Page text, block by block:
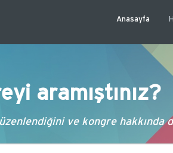
Anasayfa
aramıştınız?
ve kongre